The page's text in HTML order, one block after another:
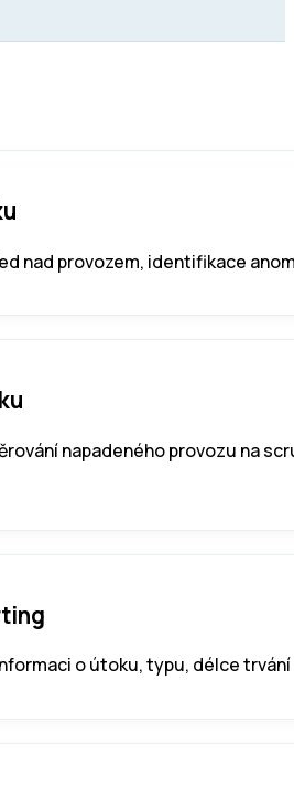
nad provozem, identifikace
napadeného provozu na
o útoku, typu, délce